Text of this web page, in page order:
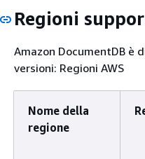
Regioni
Amazon DocumentDB è
versioni: Regioni AWS
Nome della
regione